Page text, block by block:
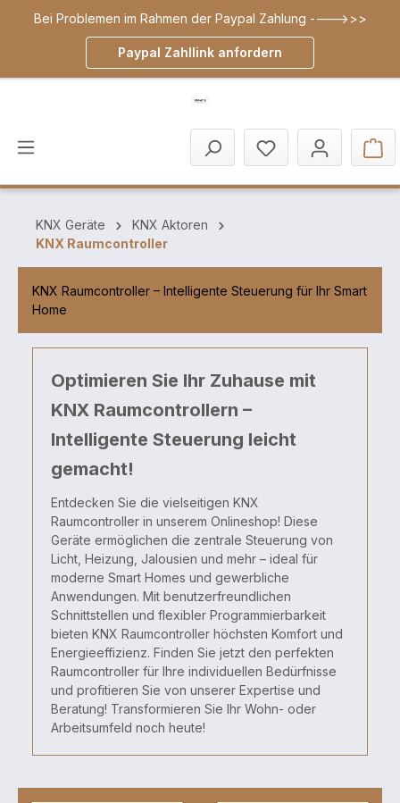
springen
Bei Problemen im Rahmen der Paypal Zahlung ---->>>
Paypal Zahllink anfordern
KNX Geräte
KNX Aktoren
KNX Raumcontroller
KNX Raumcontroller – Intelligente Steuerung für Ihr Smart
Home
Optimieren Sie Ihr Zuhause mit
KNX Raumcontrollern –
Intelligente Steuerung leicht
gemacht!
Entdecken Sie die vielseitigen KNX
Raumcontroller in unserem Onlineshop! Diese
Geräte ermöglichen die zentrale Steuerung von
Licht, Heizung, Jalousien und mehr – ideal für
moderne Smart Homes und gewerbliche
Anwendungen. Mit benutzerfreundlichen
Schnittstellen und flexibler Programmierbarkeit
bieten KNX Raumcontroller höchsten Komfort und
Energieeffizienz. Finden Sie jetzt den perfekten
Raumcontroller für Ihre individuellen Bedürfnisse
und profitieren Sie von unserer Expertise und
Beratung! Transformieren Sie Ihr Wohn- oder
Arbeitsumfeld noch heute!